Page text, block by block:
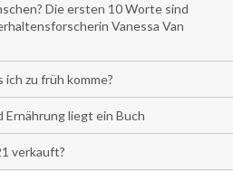
Die ersten 10 Worte sind
Vanessa Van
zu früh komme?
Ernährung liegt ein Buch
verkauft?